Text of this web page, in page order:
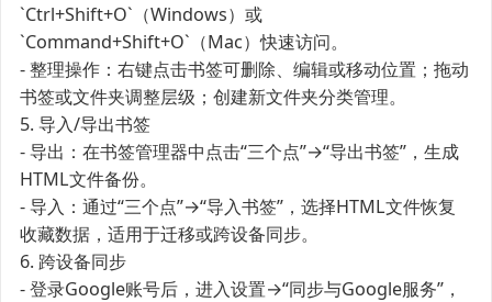
`Ctrl+Shift+O`（Windows）或
`Command+Shift+O`（Mac）快速访问。
- 整理操作：右键点击书签可删除、编辑或移动位置；拖动
书签或文件夹调整层级；创建新文件夹分类管理。
5. 导入/导出书签
- 导出：在书签管理器中点击“三个点”→“导出书签”，生成
HTML文件备份。
- 导入：通过“三个点”→“导入书签”，选择HTML文件恢复
收藏数据，适用于迁移或跨设备同步。
6. 跨设备同步
- 登录Google账号后，进入设置→“同步与Google服务”，